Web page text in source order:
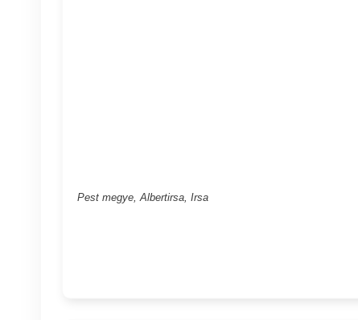
Pest megye, Albertirsa, Irsa